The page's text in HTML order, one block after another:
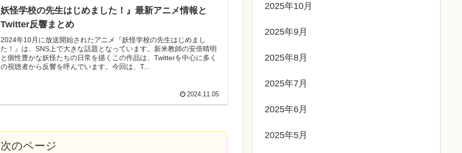
妖怪学校の先生はじめました！』最新アニメ情報と
Twitter反響まとめ
2024年10月に放送開始されたアニメ『妖怪学校の先生はじめまし
た！』は、SNS上で大きな話題となっています。新米教師の安倍晴明
と個性豊かな妖怪たちの日常を描くこの作品は、Twitterを中心に多く
の視聴者から反響を呼んでいます。今回は、T...
2024.11.05
次のページ
2025年10月
2025年9月
2025年8月
2025年7月
2025年6月
2025年5月